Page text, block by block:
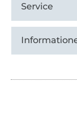
Service